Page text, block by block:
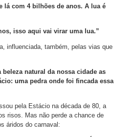
lá com 4 bilhões de anos. A lua é
isso aqui vai virar uma lua.”
influenciada, também, pelas vias que
natural da nossa cidade as
uma pedra onde foi fincada essa
pela Estácio na década de 80, a
risos. Mas não perde a chance de
áridos do carnaval: